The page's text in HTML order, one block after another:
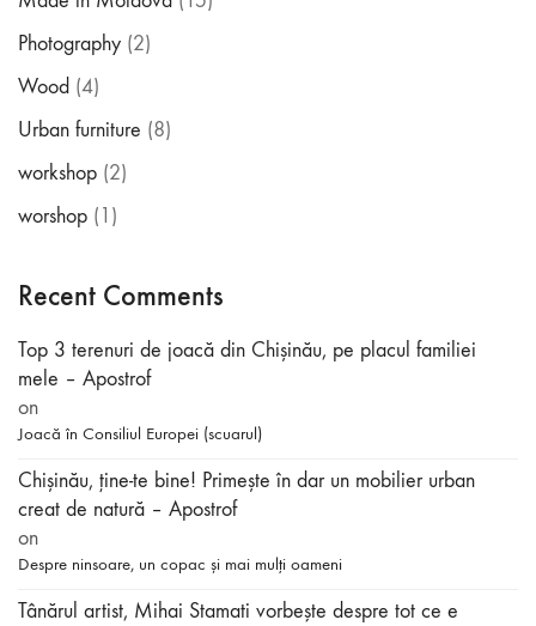
Photography (2)
Wood (4)
Urban furniture (8)
workshop (2)
worshop (1)
Recent Comments
Top 3 terenuri de joacă din Chișinău, pe placul familiei
mele – Apostrof
on
Joacă în Consiliul Europei (scuarul)
Chișinău, ține-te bine! Primește în dar un mobilier urban
creat de natură – Apostrof
on
Despre ninsoare, un copac și mai mulți oameni
Tânărul artist, Mihai Stamati vorbeşte despre tot ce e